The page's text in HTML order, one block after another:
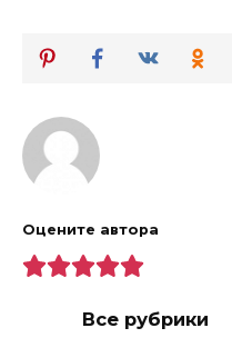
Оцените автора
Все рубрики